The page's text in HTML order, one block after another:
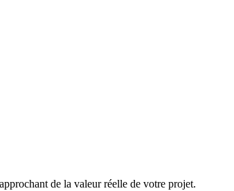
de la valeur réelle de votre projet.